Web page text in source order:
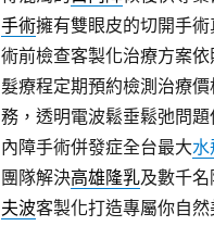
手術擁有雙眼皮的切開手
術前檢查客製化治療方案
髮療程定期預約檢測治療
務，透明電波鬆垂鬆弛問
內障手術併發症全台最大水
團隊解決高雄隆乳及數千
夫波客製化打造專屬你自